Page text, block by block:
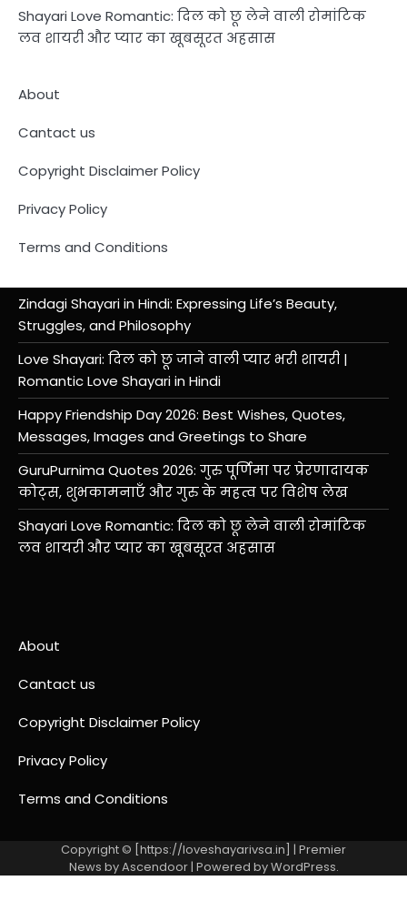
Shayari Love Romantic: दिल को छू लेने वाली रोमांटिक
लव शायरी और प्यार का खूबसूरत अहसास
About
Cantact us
Copyright Disclaimer Policy
Privacy Policy
Terms and Conditions
Zindagi Shayari in Hindi: Expressing Life’s Beauty,
Struggles, and Philosophy
Love Shayari: दिल को छू जाने वाली प्यार भरी शायरी |
Romantic Love Shayari in Hindi
Happy Friendship Day 2026: Best Wishes, Quotes,
Messages, Images and Greetings to Share
GuruPurnima Quotes 2026: गुरु पूर्णिमा पर प्रेरणादायक
कोट्स, शुभकामनाएँ और गुरु के महत्व पर विशेष लेख
Shayari Love Romantic: दिल को छू लेने वाली रोमांटिक
लव शायरी और प्यार का खूबसूरत अहसास
About
Cantact us
Copyright Disclaimer Policy
Privacy Policy
Terms and Conditions
Copyright © [https://loveshayarivsa.in] | Premier
News byAscendoor| Powered byWordPress.